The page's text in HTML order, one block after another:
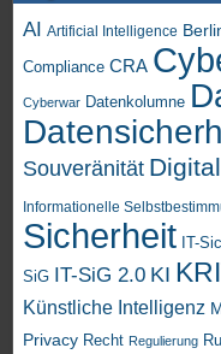
AI Artificial Intelligence
Compliance CRA
Cyberwar Datenkolumne
Souveränität
Informationelle
Sicherheit IT-
SiG IT-SiG 2.0 KI
Künstliche Intelligenz
Privacy Recht Regulierung